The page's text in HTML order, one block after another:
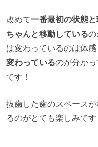
改めて一番最初の状態
ちゃんと移動しているの
は変わっているのは体感
変わっているのが分か
です！
抜歯した歯のスペース
るのがとても楽しみです